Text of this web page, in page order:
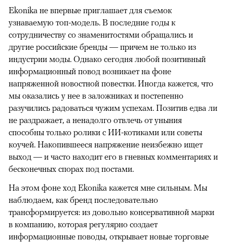
Ekonika не впервые приглашает для съемок
узнаваемую топ-модель. В последние годы к
сотрудничеству со знаменитостями обращались и
другие российские бренды — причем не только из
индустрии моды. Однако сегодня любой позитивный
информационный повод возникает на фоне
напряженной новостной повестки. Иногда кажется, что
мы оказались у нее в заложниках и постепенно
разучились радоваться чужим успехам. Позитив едва ли
не раздражает, а ненадолго отвлечь от уныния
способны только ролики с ИИ-котиками или советы
коучей. Накопившееся напряжение неизбежно ищет
выход — и часто находит его в гневных комментариях и
бесконечных спорах под постами.
На этом фоне ход Ekonika кажется мне сильным. Мы
наблюдаем, как бренд последовательно
трансформируется: из довольно консервативной марки
в компанию, которая регулярно создает
информационные поводы, открывает новые торговые